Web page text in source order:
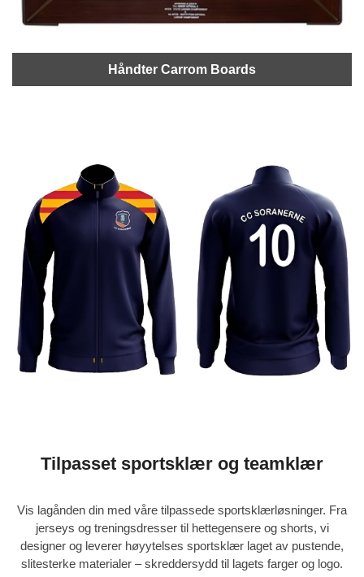
Håndter Carrom Boards
Tilpasset sportsklær og teamklær
Vis lagånden din med våre tilpassede sportsklærløsninger. Fra
jerseys og treningsdresser til hettegensere og shorts, vi
designer og leverer høyytelses sportsklær laget av pustende,
slitesterke materialer – skreddersydd til lagets farger og logo.